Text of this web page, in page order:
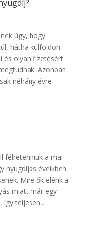
úgy, hogy
hátha külföldön
és olyan fizetésért
Azonban
néhány évre
félretenniük a mai
nyugdíjas éveikben
Mire ők elérik a
miatt már egy
így teljesen...